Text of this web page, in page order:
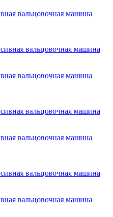
вальцовочная машина
вальцовочная машина
вальцовочная машина
вальцовочная машина